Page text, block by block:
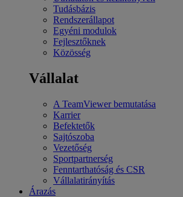
Tudásbázis
Rendszerállapot
Egyéni modulok
Fejlesztőknek
Közösség
Vállalat
A TeamViewer bemutatása
Karrier
Befektetők
Sajtószoba
Vezetőség
Sportpartnerség
Fenntarthatóság és CSR
Vállalatirányítás
Árazás